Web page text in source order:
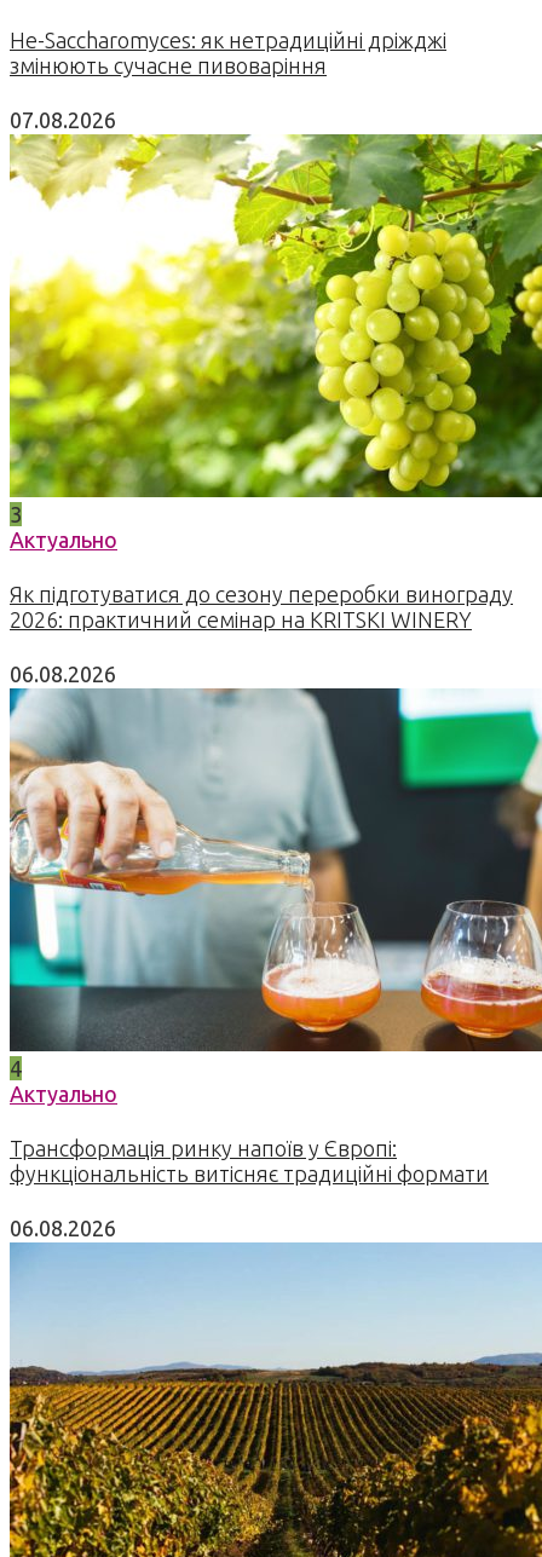
Не-Saccharomyces: як нетрадиційні дріжджі
змінюють сучасне пивоваріння
07.08.2026
3
Актуально
Як підготуватися до сезону переробки винограду
2026: практичний семінар на KRITSKI WINERY
06.08.2026
4
Актуально
Трансформація ринку напоїв у Європі:
функціональність витісняє традиційні формати
06.08.2026